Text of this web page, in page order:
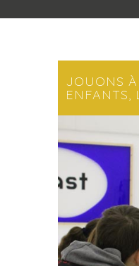
JOUONS
ENFANTS,